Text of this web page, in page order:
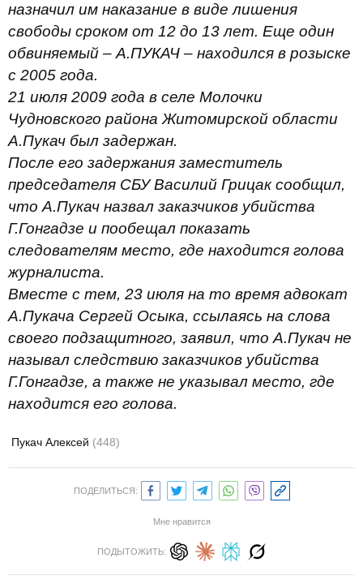
назначил им наказание в виде лишения
свободы сроком от 12 до 13 лет. Еще один
обвиняемый – А.ПУКАЧ – находился в розыске
с 2005 года.
21 июля 2009 года в селе Молочки
Чудновского района Житомирской области
А.Пукач был задержан.
После его задержания заместитель
председателя СБУ Василий Грицак сообщил,
что А.Пукач назвал заказчиков убийства
Г.Гонгадзе и пообещал показать
следователям место, где находится голова
журналиста.
Вместе с тем, 23 июля на то время адвокат
А.Пукача Сергей Осыка, ссылаясь на слова
своего подзащитного, заявил, что А.Пукач не
называл следствию заказчиков убийства
Г.Гонгадзе, а также не указывал место, где
находится его голова.
Пукач Алексей (448)
ПОДЕЛИТЬСЯ:
Мне нравится
ПОДЫТОЖИТЬ: